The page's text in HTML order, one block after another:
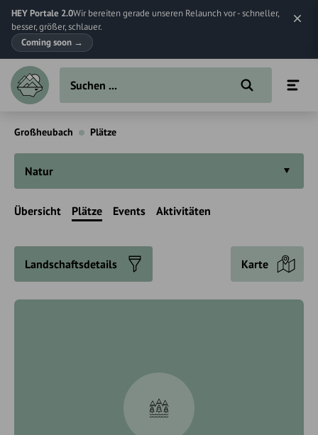
HEY Portale 2.0Wir bereiten gerade unseren Relaunch vor - schneller,
besser, größer, schlauer.
Coming soon →
Großheubach Plätze
Natur
Übersicht Plätze Events Aktivitäten
Landschaftsdetails Karte